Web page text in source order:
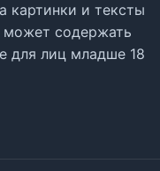
картинки и тексты
может содержать
для лиц младше 18